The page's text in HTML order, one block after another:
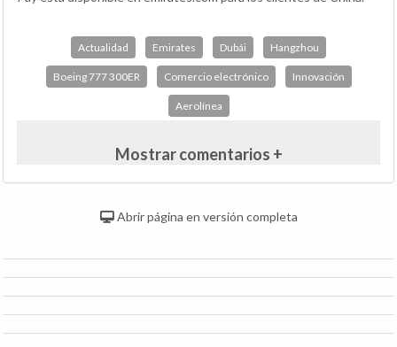
Actualidad Emirates Dubái Hangzhou
Boeing 777 300ER Comercio electrónico Innovación
Aerolínea
Mostrar comentarios +
Abrir página en versión completa